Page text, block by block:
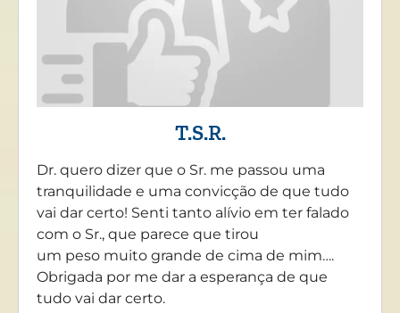
T.S.R.
Dr. quero dizer que o Sr. me passou uma
tranquilidade e uma convicção de que tudo
vai dar certo! Senti tanto alívio em ter falado
com o Sr., que parece que tirou
um peso muito grande de cima de mim….
Obrigada por me dar a esperança de que
tudo vai dar certo.